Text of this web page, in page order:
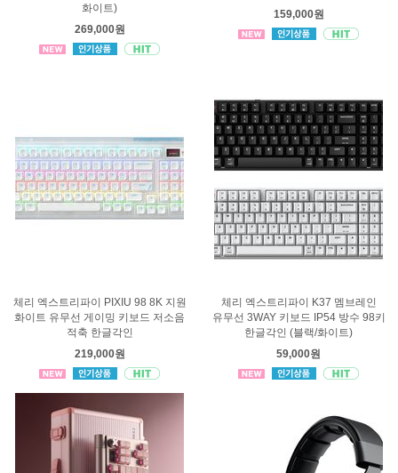
화이트)
269,000원
159,000원
체리 엑스트리파이 PIXIU 98 8K 지원
화이트 유무선 게이밍 키보드 저소음
적축 한글각인
219,000원
체리 엑스트리파이 K37 멤브레인
유무선 3WAY 키보드 IP54 방수 98키
한글각인 (블랙/화이트)
59,000원